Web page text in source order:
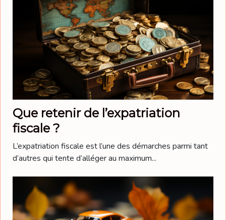
Que retenir de l’expatriation
fiscale ?
L’expatriation fiscale est l’une des démarches parmi tant
d’autres qui tente d’alléger au maximum...